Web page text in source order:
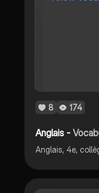
8 174
Anglais -